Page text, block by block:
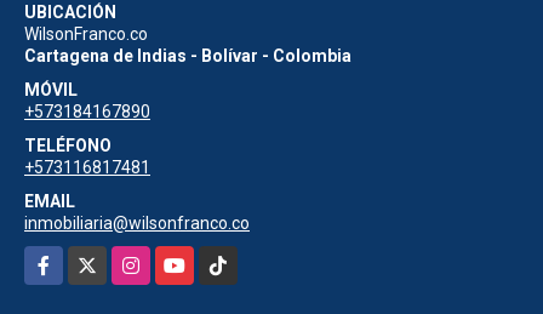
UBICACIÓN
WilsonFranco.co
Cartagena de Indias - Bolívar - Colombia
MÓVIL
+573184167890
TELÉFONO
+573116817481
EMAIL
inmobiliaria@wilsonfranco.co
Facebook
InstagramYouTubeTikTok